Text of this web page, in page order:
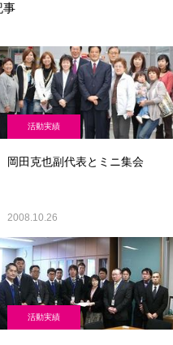
事
活動実績
岡田克也副代表とミニ集会
2008.10.26
活動実績